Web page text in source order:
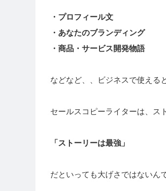
・プロフィール文
・あなたのブランディング
・商品・サービス開発物語
などなど、、ビジネスで使える
セールスコピーライターは、ス
「ストーリーは最強」
だといっても大げさではないん